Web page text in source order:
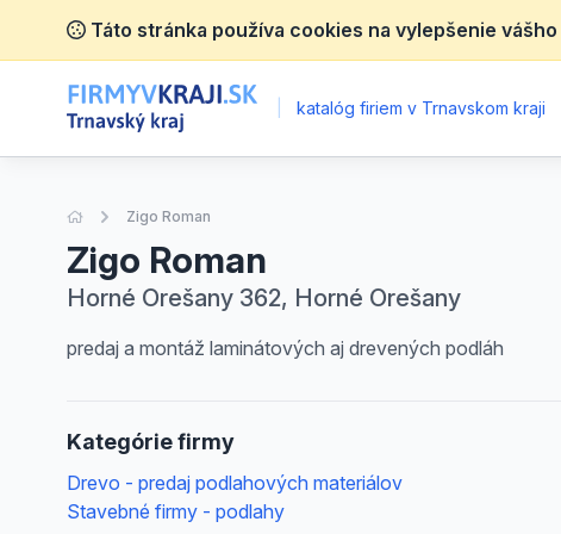
Táto stránka používa cookies na vylepšenie
katalóg firiem v Trnavskom kraji
Úvodná stránka
Zigo Roman
Zigo Roman
Horné Orešany 362, Horné Orešany
predaj a montáž laminátových aj drevených podláh
Kategórie firmy
Drevo - predaj podlahových materiálov
Stavebné firmy - podlahy